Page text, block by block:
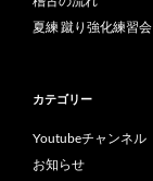
夏練 蹴り強化練習会
カテゴリー
Youtubeチャンネル
お知らせ